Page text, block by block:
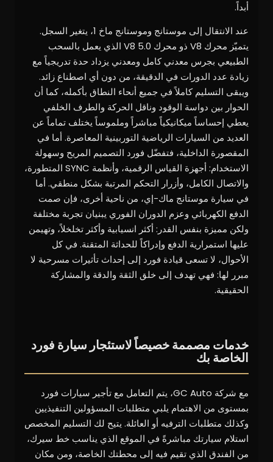
أبداً.
عند الانتقال إلى موستانج وموستانج ماخ 1، يتغير السجل.
يتميّز محرك V8 ذو محرك 5.0 V8 الذي يعمل بالسحب
الطبيعي بجرس معدني كامل ومعدني يزداد حدة تدريجياً مع
زيادة عدد الدورات في الدقيقة، من دون أي اصطناع زائد.
ويبقى التسليم كاملاً في جميع أنحاء النطاق بأكمله، كما أن
الحوار بين دواسة الوقود وناقل الحركة والطرف الخلفي
يعطي إحساساً ميكانيكياً مباشراً وملموساً يختلف تماماً عن
العديد من السيارات الرياضية التوربينية المعاصرة. أما في
المقصورة الداخلية، فتفضّل فورد التصميم المريح وسهولة
الاستخدام: أجهزة القياس الرقمية، وأنظمة SYNC المتطورة،
والاتصال الكامل، وأزرار التحكم المرتبة بشكل منطقي. أما
في سيارة موستانج ماك-إي، من ناحية أخرى، فإن صمت
الدفع الكهربائي وعزم الدوران الفوري يبنيان تجربة مختلفة
ولكن مميزة بنفس القدر: أكثر انسيابية وأكثر تخلخلاً، وتهيمن
عليها استمرارية الدفع وإدراكاً للحداثة المتقنة. في كل
الأحوال، لا تسعى قيادة فورد إلى إحداث تأثيرات مسرحية لا
مبرر لها: فهي تهدف إلى خلق الثقة والدقة والمشاركة
الحقيقية.
خدمات مصممة خصيصاً لاستئجار سيارة فورد
الخاصة بك
مع شركة GC Auto، يتم التعامل مع تأجير سيارات فورد
بمستوى من الاهتمام يلبي متطلبات المسؤولين التنفيذيين
وكذلك متطلبات الترفيه أو العائلة. يتيح لك التسليم المخصص
استلام سيارتك مباشرةً في الموقع الذي يناسب خط سيرك،
من الفندق الذي تقيم فيه إلى محطتك الخاصة، ومن مكان